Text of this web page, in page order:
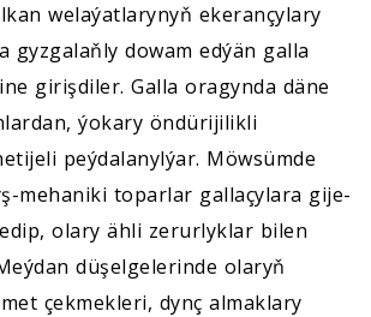
welaýatlarynyň ekerançylary
gyzgalaňly dowam edýän galla
girişdiler. Galla oragynda däne
ýokary öndürijilikli
peýdalanylýar. Möwsümde
mehaniki toparlar gallaçylara gije-
olary ähli zerurlyklar bilen
düşelgelerinde olaryň
çekmekleri, dynç almaklary